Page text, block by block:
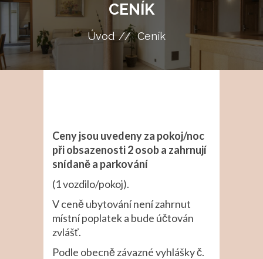
CENÍK
Úvod Ceník
Ceny jsou uvedeny za pokoj/noc
při obsazenosti 2 osob a zahrnují
snídaně a parkování
(1 vozdilo/pokoj).
V ceně ubytování není zahrnut
místní poplatek a bude účtován
zvlášť.
Podle obecně závazné vyhlášky č.